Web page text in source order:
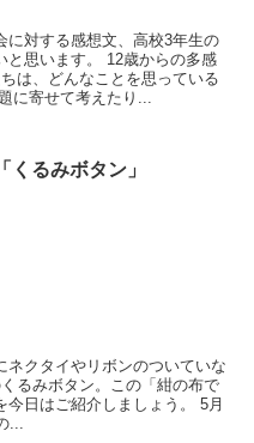
に対する感想文、高校3年生の
と思います。 12歳からの多感
は、どんなことを思っている
に寄せて考えたり...
くるみボタン」
ネクタイやリボンのついていな
るみボタン。この「紺の布で
今日はご紹介しましょう。 5月